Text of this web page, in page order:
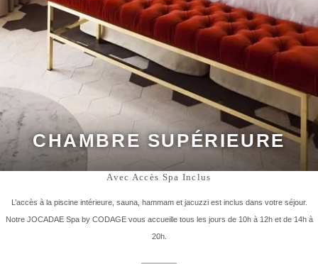
CHAMBRE SUPÉRIEURE
Avec Accès Spa Inclus
L’accès à la piscine intérieure, sauna, hammam et jacuzzi est inclus dans votre séjour.
Notre JOCADAE Spa by CODAGE vous accueille tous les jours de 10h à 12h et de 14h à
20h.